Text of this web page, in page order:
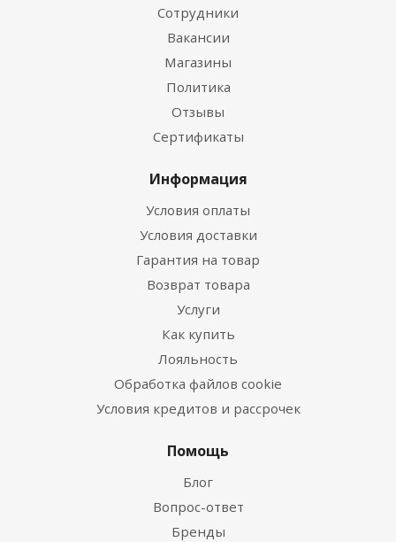
Сотрудники
Вакансии
Магазины
Политика
Отзывы
Сертификаты
Информация
Условия оплаты
Условия доставки
Гарантия на товар
Возврат товара
Услуги
Как купить
Лояльность
Обработка файлов cookie
Условия кредитов и рассрочек
Помощь
Блог
Вопрос-ответ
Бренды